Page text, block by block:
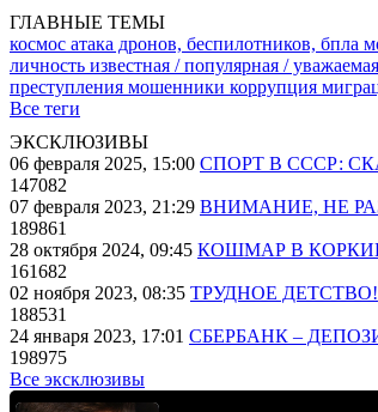
ГЛАВНЫЕ ТЕМЫ
космос атака дронов, беспилотников, бпла
личность известная / популярная /
преступления мошенники коррупция
Все теги
ЭКСКЛЮЗИВЫ
06 февраля 2025, 15:00 СПОРТ В СССР:
147082
07 февраля 2023, 21:29 ВНИМАНИЕ, НЕ
189861
28 октября 2024, 09:45 КОШМАР В
161682
02 ноября 2023, 08:35 ТРУДНОЕ ДЕТСТВО!
188531
24 января 2023, 17:01 СБЕРБАНК –
198975
Все эксклюзивы